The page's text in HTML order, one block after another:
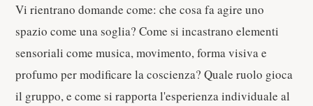
Vi rientrano domande come: che cosa fa agire uno
spazio come una soglia? Come si incastrano elementi
sensoriali come musica, movimento, forma visiva e
profumo per modificare la coscienza? Quale ruolo gioca
il gruppo, e come si rapporta l'esperienza individuale al